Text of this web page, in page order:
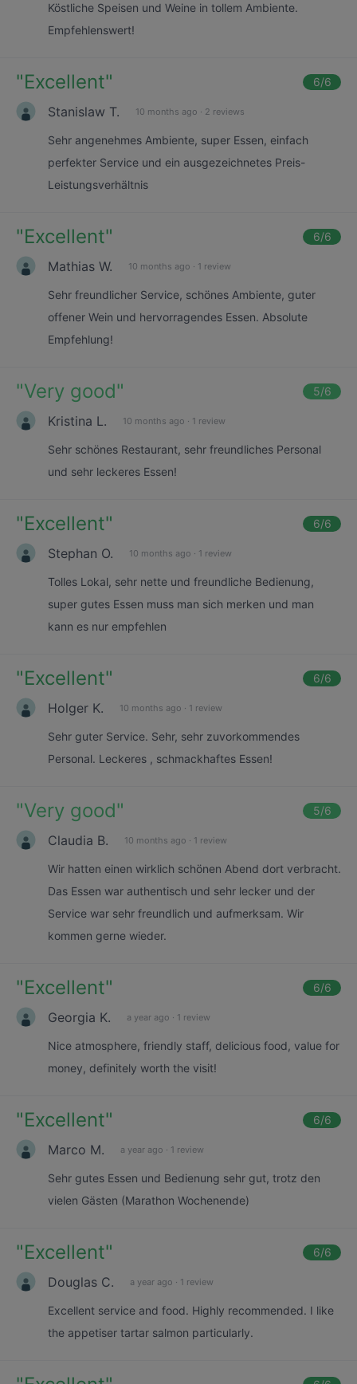
Köstliche Speisen und Weine in tollem Ambiente.
Empfehlenswert!
"Excellent" 6/6
Stanislaw T. 10 months ago · 2 reviews
Sehr angenehmes Ambiente, super Essen, einfach
perfekter Service und ein ausgezeichnetes Preis-
Leistungsverhältnis
"Excellent" 6/6
Mathias W. 10 months ago · 1 review
Sehr freundlicher Service, schönes Ambiente, guter
offener Wein und hervorragendes Essen. Absolute
Empfehlung!
"Very good" 5/6
Kristina L. 10 months ago · 1 review
Sehr schönes Restaurant, sehr freundliches Personal
und sehr leckeres Essen!
"Excellent" 6/6
Stephan O. 10 months ago · 1 review
Tolles Lokal, sehr nette und freundliche Bedienung,
super gutes Essen muss man sich merken und man
kann es nur empfehlen
"Excellent" 6/6
Holger K. 10 months ago · 1 review
Sehr guter Service. Sehr, sehr zuvorkommendes
Personal. Leckeres , schmackhaftes Essen!
"Very good" 5/6
Claudia B. 10 months ago · 1 review
Wir hatten einen wirklich schönen Abend dort verbracht.
Das Essen war authentisch und sehr lecker und der
Service war sehr freundlich und aufmerksam. Wir
kommen gerne wieder.
"Excellent" 6/6
Georgia K. a year ago · 1 review
Nice atmosphere, friendly staff, delicious food, value for
money, definitely worth the visit!
"Excellent" 6/6
Marco M. a year ago · 1 review
Sehr gutes Essen und Bedienung sehr gut, trotz den
vielen Gästen (Marathon Wochenende)
"Excellent" 6/6
Douglas C. a year ago · 1 review
Excellent service and food. Highly recommended. I like
the appetiser tartar salmon particularly.